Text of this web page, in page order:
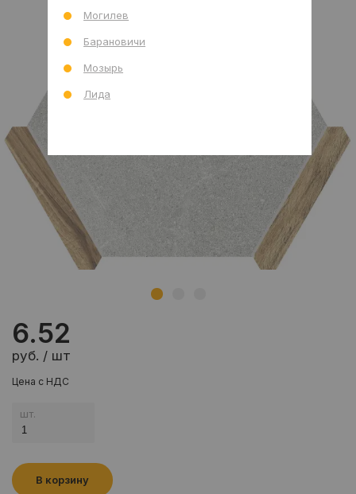
6.52
руб. / шт
Цена с НДС
шт.
В корзину
Могилев
Барановичи
Мозырь
Лида